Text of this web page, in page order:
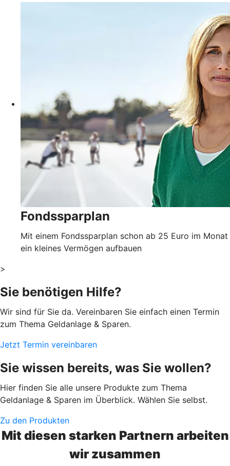
Fondssparplan
Mit einem Fondssparplan schon ab 25 Euro im Monat
ein kleines Vermögen aufbauen
>
Sie benötigen Hilfe?
Wir sind für Sie da. Vereinbaren Sie einfach einen Termin
zum Thema Geldanlage & Sparen.
Jetzt Termin vereinbaren
Sie wissen bereits, was Sie wollen?
Hier finden Sie alle unsere Produkte zum Thema
Geldanlage & Sparen im Überblick. Wählen Sie selbst.
Zu den Produkten
Mit diesen starken Partnern arbeiten
wir zusammen